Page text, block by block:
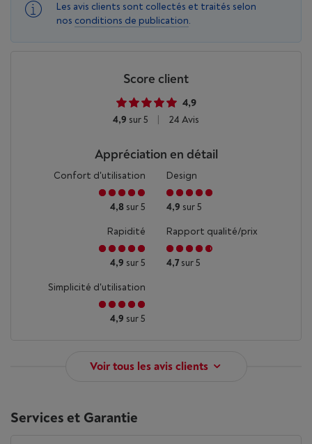
Les avis clients sont collectés et traités selon
nos conditions de publication.
Score client
4,9
4,9 sur 5 24 Avis
Appréciation en détail
Confort d'utilisation
4,8 sur 5
Design
4,9 sur 5
Rapidité
4,9 sur 5
Rapport qualité/prix
4,7sur 5
Simplicité d'utilisation
4,9 sur 5
Voir tous les avis clients
Services et Garantie